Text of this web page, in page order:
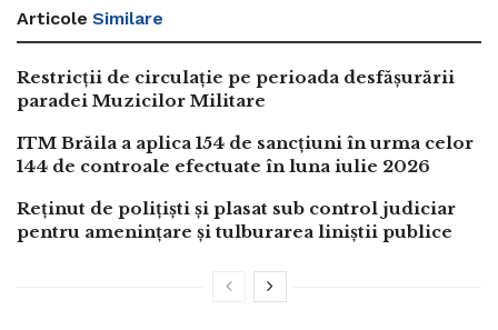
Articole Similare
Restricții de circulație pe perioada desfășurării
paradei Muzicilor Militare
ITM Brăila a aplica 154 de sancțiuni în urma celor
144 de controale efectuate în luna iulie 2026
Reținut de polițiști și plasat sub control judiciar
pentru amenințare și tulburarea liniștii publice